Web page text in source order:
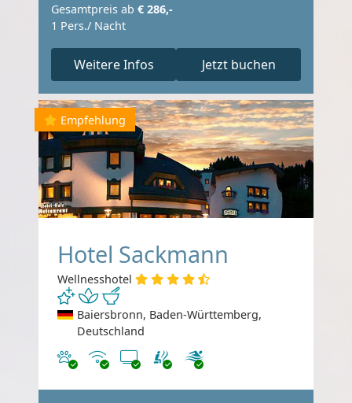
Gesamtpreis ab € 286,-
1 Pers./ Nacht
Weitere Infos Jetzt buchen
Empfehlung
Hotel Sackmann
Wellnesshotel
Baiersbronn, Baden-Württemberg,
Deutschland
Haustiere erlaubt
Internet
TV